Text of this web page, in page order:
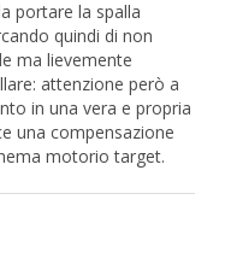
portare la spalla
quindi di non
ma lievemente
attenzione però a
in una vera e propria
una compensazione
motorio target.